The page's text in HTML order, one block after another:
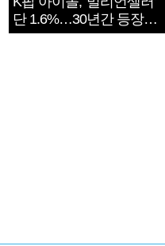
단 1.6%…30년간 등장
1182개팀 전수조사